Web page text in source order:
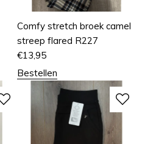
Comfy stretch broek camel
streep flared R227
€13,95
Bestellen